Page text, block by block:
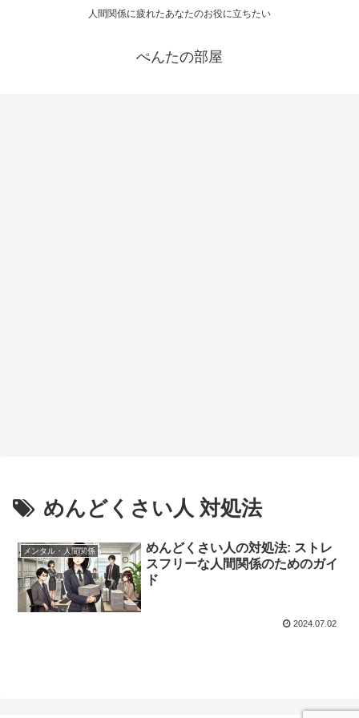
人間関係に疲れたあなたのお役に立ちたい
ぺんたの部屋
めんどくさい人 対処法
メンタル・人間関係
めんどくさい人の対処法: ストレ
スフリーな人間関係のためのガイ
ド
2024.07.02